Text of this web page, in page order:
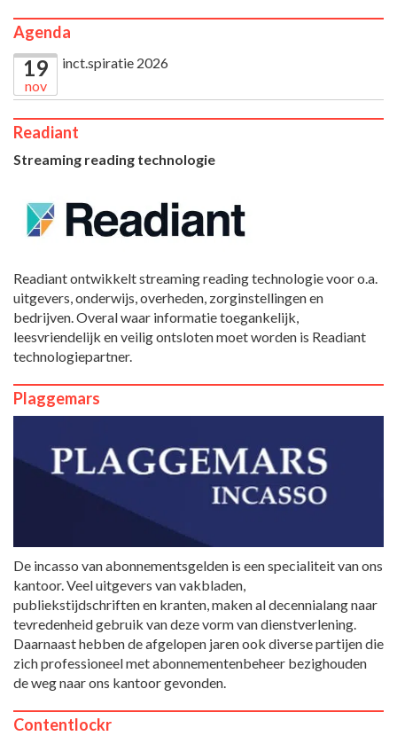
Agenda
19
nov
inct.spiratie 2026
Readiant
Streaming reading technologie
Readiant ontwikkelt streaming reading technologie voor o.a.
uitgevers, onderwijs, overheden, zorginstellingen en
bedrijven. Overal waar informatie toegankelijk,
leesvriendelijk en veilig ontsloten moet worden is Readiant
technologiepartner.
Plaggemars
De incasso van abonnementsgelden is een specialiteit van ons
kantoor. Veel uitgevers van vakbladen,
publiekstijdschriften en kranten, maken al decennialang naar
tevredenheid gebruik van deze vorm van dienstverlening.
Daarnaast hebben de afgelopen jaren ook diverse partijen die
zich professioneel met abonnementenbeheer bezighouden
de weg naar ons kantoor gevonden.
Contentlockr